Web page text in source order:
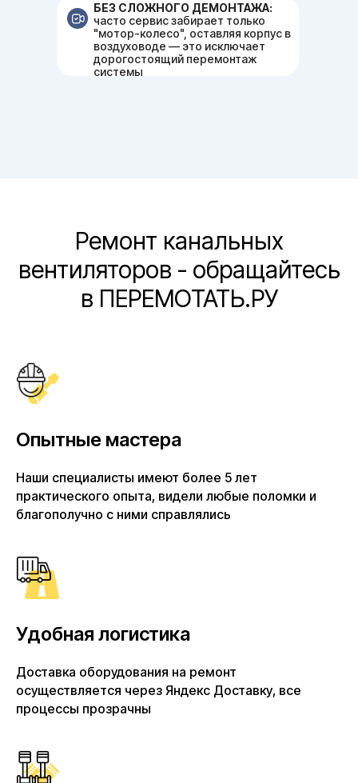
БЕЗ СЛОЖНОГО ДЕМОНТАЖА:
часто сервис забирает только
"мотор-колесо", оставляя корпус в
воздуховоде — это исключает
дорогостоящий перемонтаж
системы
Ремонт канальных
вентиляторов - обращайтесь
в ПЕРЕМОТАТЬ.РУ
Опытные мастера
Наши специалисты имеют более 5 лет
практического опыта, видели любые поломки и
благополучно с ними справлялись
Удобная логистика
Доставка оборудования на ремонт
осуществляется через Яндекс Доставку, все
процессы прозрачны